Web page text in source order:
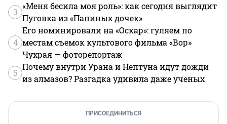
3
«Меня бесила моя роль»: как сегодня выглядит
Пуговка из «Папиных дочек»
4
Его номинировали на «Оскар»: гуляем по
местам съемок культового фильма «Вор»
Чухрая — фоторепортаж
5
Почему внутри Урана и Нептуна идут дожди
из алмазов? Разгадка удивила даже ученых
ПРИСОЕДИНИТЬСЯ